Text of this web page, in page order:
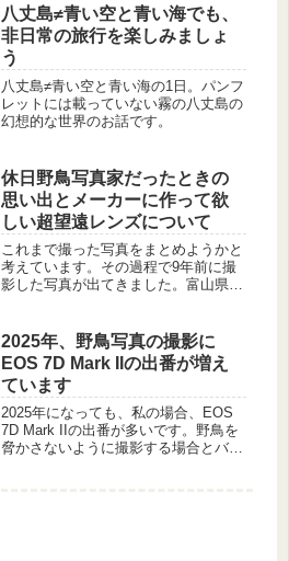
喚起のためブログに書きました。
八丈島≠青い空と青い海でも、
非日常の旅行を楽しみましょ
う
八丈島≠青い空と青い海の1日。パンフ
レットには載っていない霧の八丈島の
幻想的な世界のお話です。
休日野鳥写真家だったときの
思い出とメーカーに作って欲
しい超望遠レンズについて
これまで撮った写真をまとめようかと
考えています。その過程で9年前に撮
影した写真が出てきました。富山県で
2025年、野鳥写真の撮影に
EOS 7D Mark IIの出番が増え
ています
2025年になっても、私の場合、EOS
7D Mark IIの出番が多いです。野鳥を
脅かさないように撮影する場合とバー